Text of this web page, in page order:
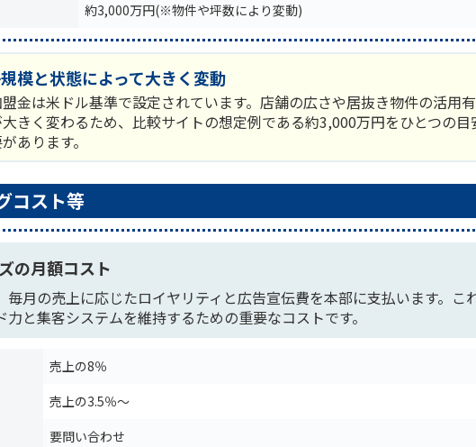
約3,000万円(※物件や坪数により変動)
模と状態によって大きく変動
金は米ドル基準で設定されています。店舗の広さや居抜き物件の活用
きく変わるため、比較サイトの想定例である約3,000万円をひとつの目
あります。
コスト等
の月額コスト
月の売上に応じたロイヤリティと広告宣伝費を本部に支払います。こ
と集客システムを維持するための重要なコストです。
売上の8％
売上の3.5％〜
要問い合わせ